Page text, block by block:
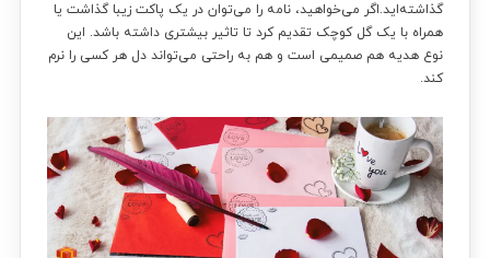
گذاشته‌اید.اگر می‌خواهید، نامه را می‌توان در یک پاکت زیبا گذاشت یا
همراه با یک گل کوچک تقدیم کرد تا تاثیر بیشتری داشته باشد. این
نوع هدیه هم صمیمی است و هم به راحتی می‌تواند دل هر کسی را نرم
کند.